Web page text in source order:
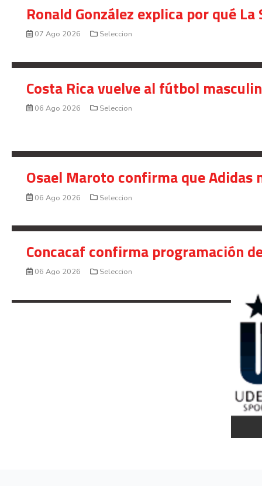
Ronald González explica por qué
07 Ago 2026 Seleccion
Costa Rica vuelve al fútbol
06 Ago 2026 Seleccion
Osael Maroto confirma que Adidas
06 Ago 2026 Seleccion
Concacaf confirma programación
06 Ago 2026 Seleccion